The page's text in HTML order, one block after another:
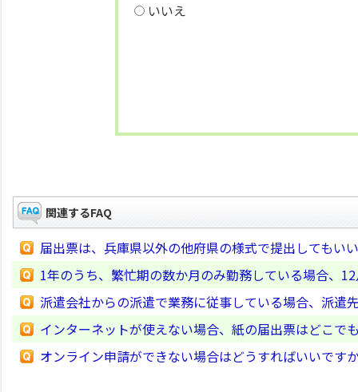
いいえ
関連するFAQ
届出票は、兵庫県以外の他府県の様式で提出してもい
1年のうち、繁忙期の数か月のみ勤務している場合、
派遣会社からの派遣で業務に従事している場合、派遣
インターネットが使えない場合、紙の届出票はどこで
オンライン申請ができない場合はどうすればいいです